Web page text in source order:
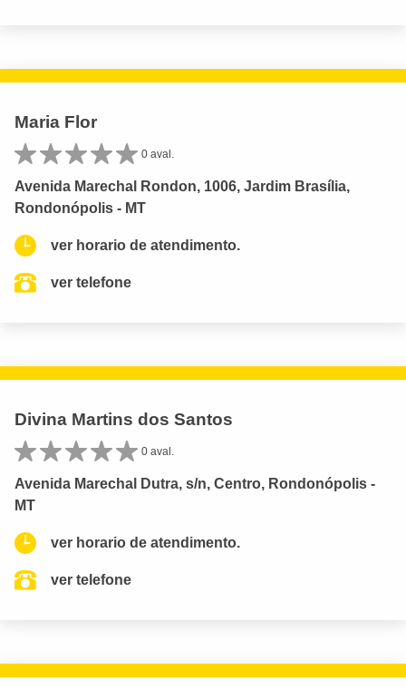
Maria Flor
0 aval.
Avenida Marechal Rondon, 1006, Jardim Brasília,
Rondonópolis - MT
ver horario de atendimento.
ver telefone
Divina Martins dos Santos
0 aval.
Avenida Marechal Dutra, s/n, Centro, Rondonópolis -
MT
ver horario de atendimento.
ver telefone